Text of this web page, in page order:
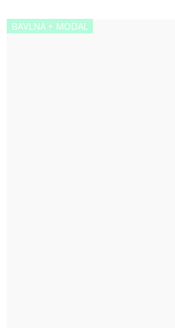
BAVLNA + MODAL